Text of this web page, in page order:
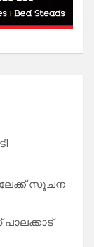
സൂചന